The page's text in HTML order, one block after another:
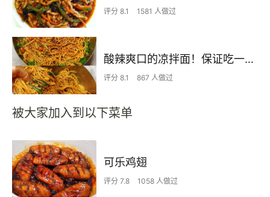
评分 8.1 1581 人做过
酸辣爽口的凉拌面！保证吃一次就上瘾
评分 8.1 867 人做过
被大家加入到以下菜单
可乐鸡翅
评分 7.8 1058 人做过